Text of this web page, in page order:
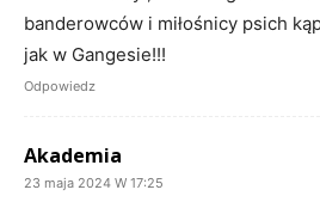
banderowców i miłośnicy psich
jak w Gangesie!!!
Odpowiedz
Akademia
23 maja 2024 W 17:25